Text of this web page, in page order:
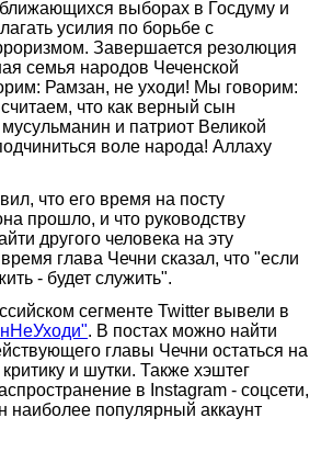
выборах в Госдуму и
усилия по борьбе с
Завершается резолюция
семья народов Чеченской
Рамзан, не уходи! Мы говорим:
что как верный сын
и патриот Великой
воле народа! Аллаху
что его время на посту
прошло, и что руководству
другого человека на эту
глава Чечни сказал, что "если
- будет служить".
сегменте Twitter вывели в
. В постах можно найти
главы Чечни остаться на
и шутки. Также хэштег
в Instagram - соцсети,
наиболее популярный аккаунт